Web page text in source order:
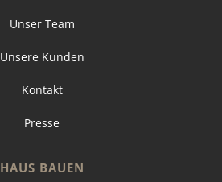
Unser Team
Unsere Kunden
Kontakt
Presse
HAUS BAUEN